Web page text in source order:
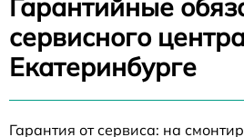
Гарантийные
сервисного
Екатеринбурге
Гарантия от сервиса: на